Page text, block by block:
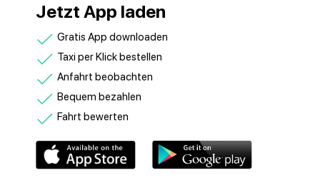
Jetzt App laden
Gratis App downloaden
Taxi per Klick bestellen
Anfahrt beobachten
Bequem bezahlen
Fahrt bewerten